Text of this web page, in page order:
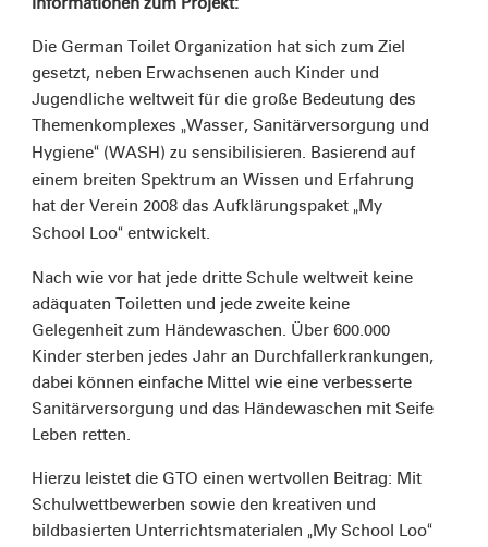
Die German Toilet Organization hat sich zum Ziel
gesetzt, neben Erwachsenen auch Kinder und
Jugendliche weltweit für die große Bedeutung des
Themenkomplexes „Wasser, Sanitärversorgung und
Hygiene“ (WASH) zu sensibilisieren. Basierend auf
einem breiten Spektrum an Wissen und Erfahrung
hat der Verein 2008 das Aufklärungspaket „My
School Loo“ entwickelt.
Nach wie vor hat jede dritte Schule weltweit keine
adäquaten Toiletten und jede zweite keine
Gelegenheit zum Händewaschen. Über 600.000
Kinder sterben jedes Jahr an Durchfallerkrankungen,
dabei können einfache Mittel wie eine verbesserte
Sanitärversorgung und das Händewaschen mit Seife
Leben retten.
Hierzu leistet die GTO einen wertvollen Beitrag: Mit
Schulwettbewerben sowie den kreativen und
bildbasierten Unterrichtsmaterialen „My School Loo“